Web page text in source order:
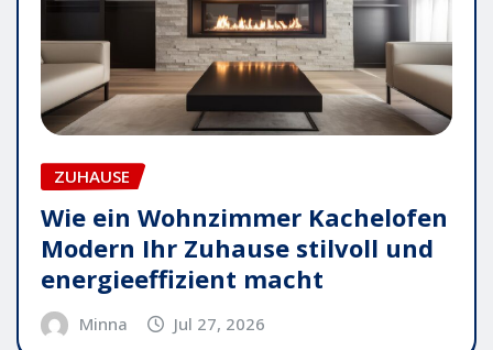
ZUHAUSE
Wie ein Wohnzimmer Kachelofen
Modern Ihr Zuhause stilvoll und
energieeffizient macht
Minna Jul 27, 2026